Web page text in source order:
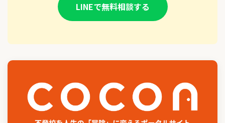
LINEで無料相談する